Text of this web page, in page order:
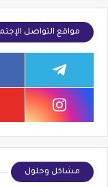
مواقع التواصل
مشاكل وحلول